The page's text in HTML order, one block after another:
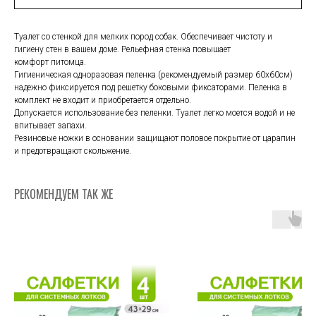
Туалет со стенкой для мелких пород собак. Обеспечивает чистоту и
гигиену стен в вашем доме. Рельефная стенка повышает
комфорт питомца.
Гигиеническая одноразовая пеленка (рекомендуемый размер 60х60см)
надежно фиксируется под решетку боковыми фиксаторами. Пеленка в
комплект не входит и приобретается отдельно.
Допускается использование без пеленки. Туалет легко моется водой и не
впитывает запахи.
Резиновые ножки в основании защищают половое покрытие от царапин
и предотвращают скольжение.
РЕКОМЕНДУЕМ ТАК ЖЕ